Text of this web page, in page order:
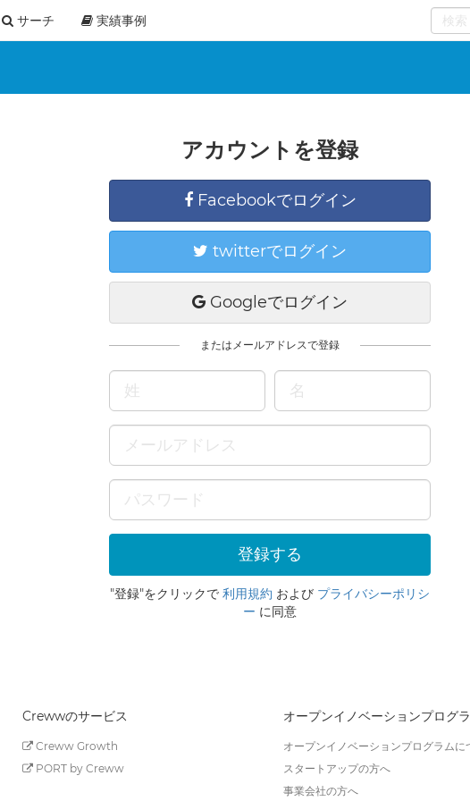
サーチ 実績事例
0
アカウントを登録
Facebookでログイン
twitterでログイン
Googleでログイン
またはメールアドレスで登録
"登録"をクリックで 利用規約 および プライバシーポリシ
ー に同意
Crewwのサービス
Creww Growth
PORT by Creww
オープンイノベーションプログ
オープンイノベーションプログラムに
スタートアップの方へ
事業会社の方へ